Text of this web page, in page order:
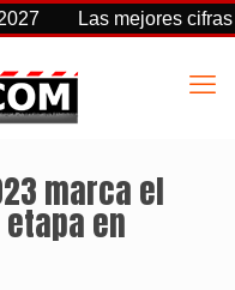
Las mejores cifras Beyer
marca el
en